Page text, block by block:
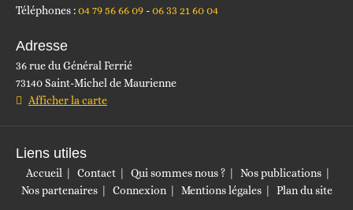
Téléphones :04 79 56 66 09 06 33 21 60 04
Adresse
36 rue du Général Ferrié
73140 Saint-Michel de Maurienne
Afficher la carte
Liens utiles
Accueil Contact Qui sommes nous ?
Nos publications
Nos partenaires
Connexion Mentions légales Plan du site